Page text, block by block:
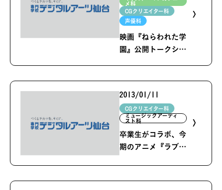
資料請求
お問い合わせ
学校情報公開
よくある質問
個人情報保護
メ科
CGクリエイター科
声優科
映画『ねらわれた学
園』公開トークショ
2013/01/11
CGクリエイター科
ミュージックアーティ
スト科
卒業生がコラボ、今
期のアニメ『ラブラ